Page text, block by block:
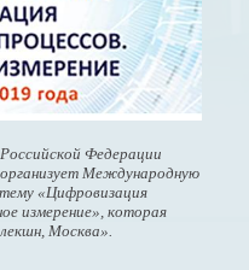
Федерации
Международную
«Цифровизация
измерение», которая
Москва».